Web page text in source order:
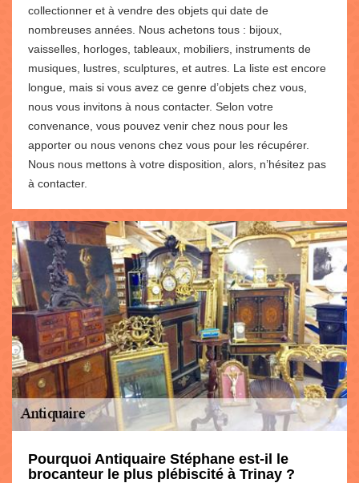
collectionner et à vendre des objets qui date de
nombreuses années. Nous achetons tous : bijoux,
vaisselles, horloges, tableaux, mobiliers, instruments de
musiques, lustres, sculptures, et autres. La liste est encore
longue, mais si vous avez ce genre d’objets chez vous,
nous vous invitons à nous contacter. Selon votre
convenance, vous pouvez venir chez nous pour les
apporter ou nous venons chez vous pour les récupérer.
Nous nous mettons à votre disposition, alors, n’hésitez pas
à contacter.
Pourquoi Antiquaire Stéphane est-il le
brocanteur le plus plébiscité à Trinay ?